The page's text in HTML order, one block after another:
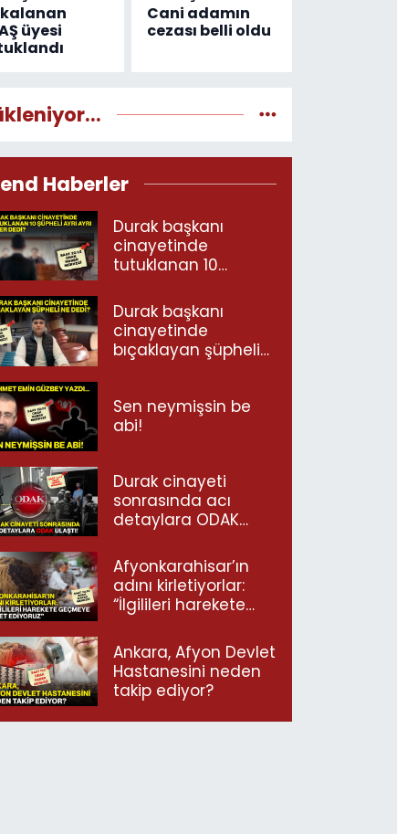
üyesi
Cani adamın
cezası belli oldu
Haberler
Durak başkanı
cinayetinde
tutuklanan 10
neler dedi?
Durak başkanı
cinayetinde
bıçaklayan şüpheli
Sen neymişsin be
abi!
Durak cinayeti
sonrasında acı
detaylara ODAK
Afyonkarahisar’ın
adını kirletiyorlar:
“İlgilileri harekete
ediyoruz”
Ankara, Afyon Devlet
Hastanesini neden
takip ediyor?